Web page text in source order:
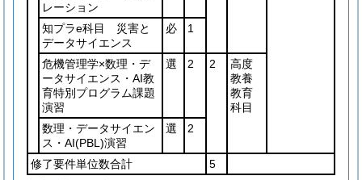
レーション
知プラe科目 災害と
データサイエンス
必 1
危機管理学×数理・デ
ータサイエンス・AI教
育特別プログラム課題
演習
選 2 2
高度
教養
教育
科目
数理・データサイエン
ス・AI(PBL)演習
選 2
修了要件単位数合計
5